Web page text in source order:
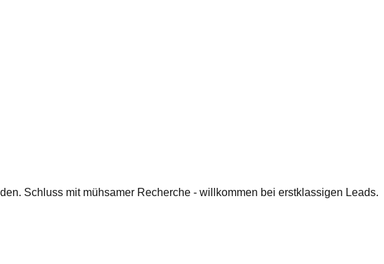
Schluss mit mühsamer Recherche - willkommen bei erstklassigen Leads.